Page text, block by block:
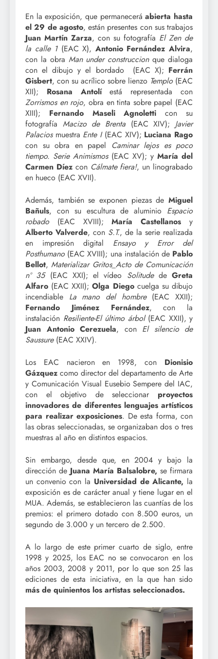
En la exposición, que permaneceráabierta hasta
el 29 de agosto, están presentes con sus trabajos
Juan Martín Zarza, con su fotografía El Zen de
la calle 1(EAC X), Antonio Fernández Alvira,
con la obra Man under construccionque dialoga
con el dibujo y el bordado (EAC X); Ferrán
Gisbert, con su acrílico sobre lienzo Templo(EAC
XII); Rosana Antolíestá representada con
Zorrismos en rojo, obra en tinta sobre papel (EAC
XIII); Fernando Maseli Agnoletti con su
fotografía Macizo de Brenta (EAC XIV); Javier
Palacios muestra Ente I(EAC XIV); Luciana Rago
con su obra en papel
Caminar lejos es poco
tiempo. Serie Animismos(EAC XV); y María del
Carmen Díezcon Cálmate fiera!, un linograbado
en hueco (EAC XVII).
Además, también se exponen piezas de Miguel
Bañuls, con su escultura de aluminio Espacio
robado(EAC XVIII);María Castellanosy
Alberto Valverde, con S.T., de la serie realizada
en impresión digital Ensayo y Error del
Posthumano(EAC XVIII); una instalación de Pablo
Bellot,Materializar Gritos_Acto de Comunicación
nº 35(EAC XXI); el vídeo Solitudede Greta
Alfaro (EAC XXII);Olga Diegocuelga su dibujo
incendiable La mano del hombre(EAC XXII);
Fernando Jiménez Fernández, con la
instalación Resiliente-El último árbol(EAC XXII), y
Juan Antonio Cerezuela, con El silencio de
Saussure(EAC XXIV).
Los EAC nacieron en 1998, con Dionisio
Gázquez como director del departamento de Arte
y Comunicación Visual Eusebio Sempere del IAC,
con el objetivo de seleccionar proyectos
innovadores de diferentes lenguajes artísticos
para realizar exposiciones. De esta forma, con
las obras seleccionadas, se organizaban dos o tres
muestras al año en distintos espacios.
Sin embargo, desde que, en 2004 y bajo la
dirección de Juana María Balsalobre, se firmara
un convenio con la Universidad de Alicante, la
exposición es de carácter anual y tiene lugar en el
MUA. Además, se establecieron las cuantías de los
premios: el primero dotado con 8.500 euros, un
segundo de 3.000 y un tercero de 2.500.
A lo largo de este primer cuarto de siglo, entre
1998 y 2025, los EAC no se convocaron en los
años 2003, 2008 y 2011, por lo que son 25 las
ediciones de esta iniciativa, en la que han sido
más de quinientos los artistas seleccionados.